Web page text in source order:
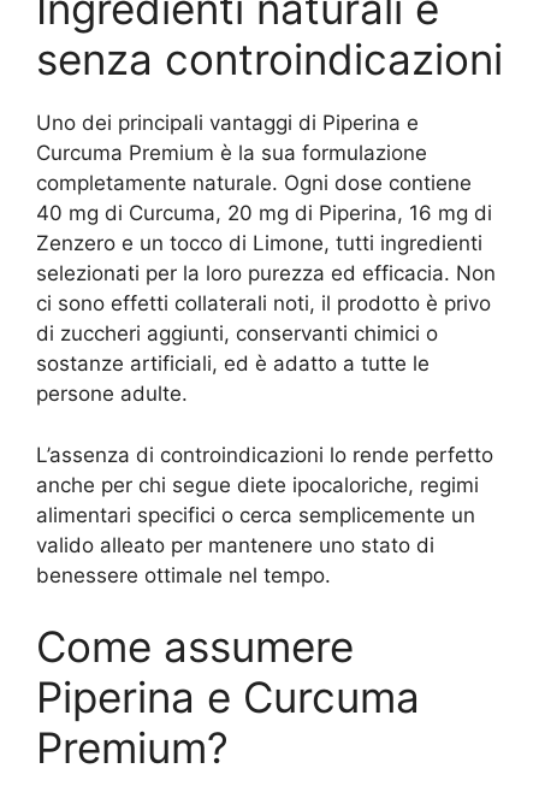
senza controindicazioni
Uno dei principali vantaggi di Piperina e
Curcuma Premium è la sua formulazione
completamente naturale. Ogni dose contiene
40 mg di Curcuma, 20 mg di Piperina, 16 mg di
Zenzero e un tocco di Limone, tutti ingredienti
selezionati per la loro purezza ed efficacia. Non
ci sono effetti collaterali noti, il prodotto è privo
di zuccheri aggiunti, conservanti chimici o
sostanze artificiali, ed è adatto a tutte le
persone adulte.
L’assenza di controindicazioni lo rende perfetto
anche per chi segue diete ipocaloriche, regimi
alimentari specifici o cerca semplicemente un
valido alleato per mantenere uno stato di
benessere ottimale nel tempo.
Come assumere
Piperina e Curcuma
Premium?